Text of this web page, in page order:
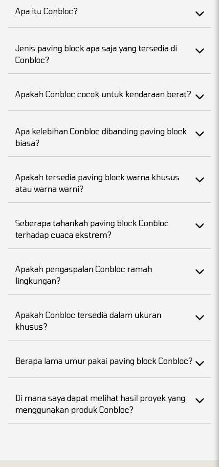
Apa itu Conbloc?
Jenis paving block apa saja yang tersedia di
Conbloc?
Apakah Conbloc cocok untuk kendaraan berat?
Apa kelebihan Conbloc dibanding paving block
biasa?
Apakah tersedia paving block warna khusus
atau warna warni?
Seberapa tahankah paving block Conbloc
terhadap cuaca ekstrem?
Apakah pengaspalan Conbloc ramah
lingkungan?
Apakah Conbloc tersedia dalam ukuran
khusus?
Berapa lama umur pakai paving block Conbloc?
Di mana saya dapat melihat hasil proyek yang
menggunakan produk Conbloc?